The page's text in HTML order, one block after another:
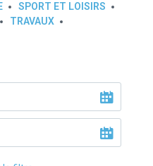
SPORT ET LOISIRS
TRAVAUX